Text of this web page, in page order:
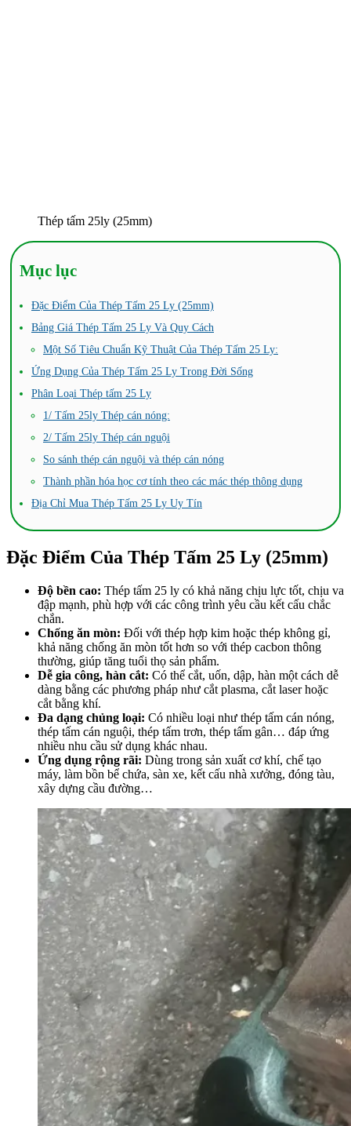
Thép tấm 25ly (25mm)
Mục lục
Đặc Điểm Của Thép Tấm 25 Ly (25mm)
Bảng Giá Thép Tấm 25 Ly Và Quy Cách
Một Số Tiêu Chuẩn Kỹ Thuật Của Thép Tấm 25 Ly:
Ứng Dụng Của Thép Tấm 25 Ly Trong Đời Sống
Phân Loại Thép tấm 25 Ly
1/ Tấm 25ly Thép cán nóng:
2/ Tấm 25ly Thép cán nguội
So sánh thép cán nguội và thép cán nóng
Thành phần hóa học cơ tính theo các mác thép thông dụng
Địa Chỉ Mua Thép Tấm 25 Ly Uy Tín
Đặc Điểm Của Thép Tấm 25 Ly (25mm)
Độ bền cao: Thép tấm 25 ly có khả năng chịu lực tốt, chịu va
đập mạnh, phù hợp với các công trình yêu cầu kết cấu chắc
chắn.
Chống ăn mòn: Đối với thép hợp kim hoặc thép không gỉ,
khả năng chống ăn mòn tốt hơn so với thép cacbon thông
thường, giúp tăng tuổi thọ sản phẩm.
Dễ gia công, hàn cắt: Có thể cắt, uốn, dập, hàn một cách dễ
dàng bằng các phương pháp như cắt plasma, cắt laser hoặc
cắt bằng khí.
Đa dạng chủng loại: Có nhiều loại như thép tấm cán nóng,
thép tấm cán nguội, thép tấm trơn, thép tấm gân… đáp ứng
nhiều nhu cầu sử dụng khác nhau.
Ứng dụng rộng rãi: Dùng trong sản xuất cơ khí, chế tạo
máy, làm bồn bể chứa, sàn xe, kết cấu nhà xưởng, đóng tàu,
xây dựng cầu đường…